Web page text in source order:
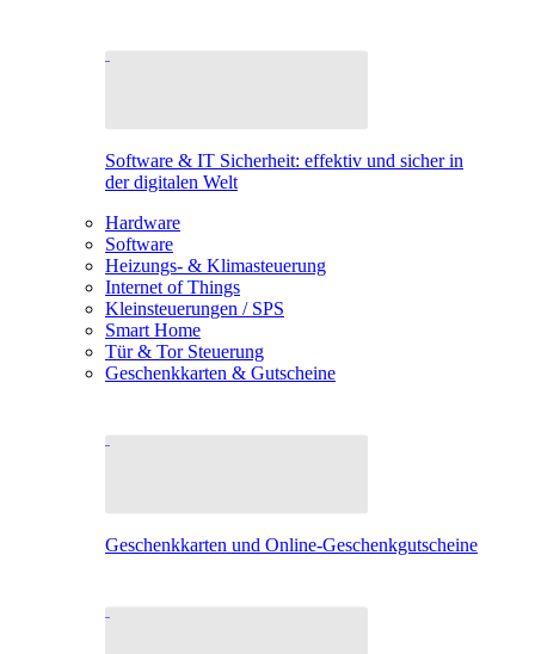
Software & IT Sicherheit: effektiv und sicher in
der digitalen Welt
Hardware
Software
Heizungs- & Klimasteuerung
Internet of Things
Kleinsteuerungen / SPS
Smart Home
Tür & Tor Steuerung
Geschenkkarten & Gutscheine
Geschenkkarten und Online-Geschenkgutscheine